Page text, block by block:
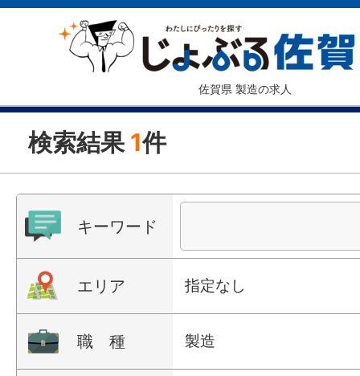
佐賀県 製造の求人
検索結果 1件
キーワード
エリア 指定なし
職 種 製造